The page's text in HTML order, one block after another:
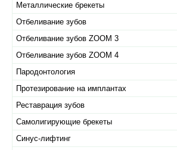
Металлические брекеты
Отбеливание зубов
Отбеливание зубов ZOOM 3
Отбеливание зубов ZOOM 4
Пародонтология
Протезирование на имплантах
Реставрация зубов
Самолигирующие брекеты
Синус-лифтинг